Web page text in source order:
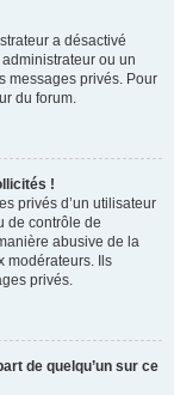
a désactivé
ou un
messages privés. Pour
du forum.
!
privés d’un utilisateur
de contrôle de
abusive de la
modérateurs. Ils
privés.
de quelqu’un sur ce